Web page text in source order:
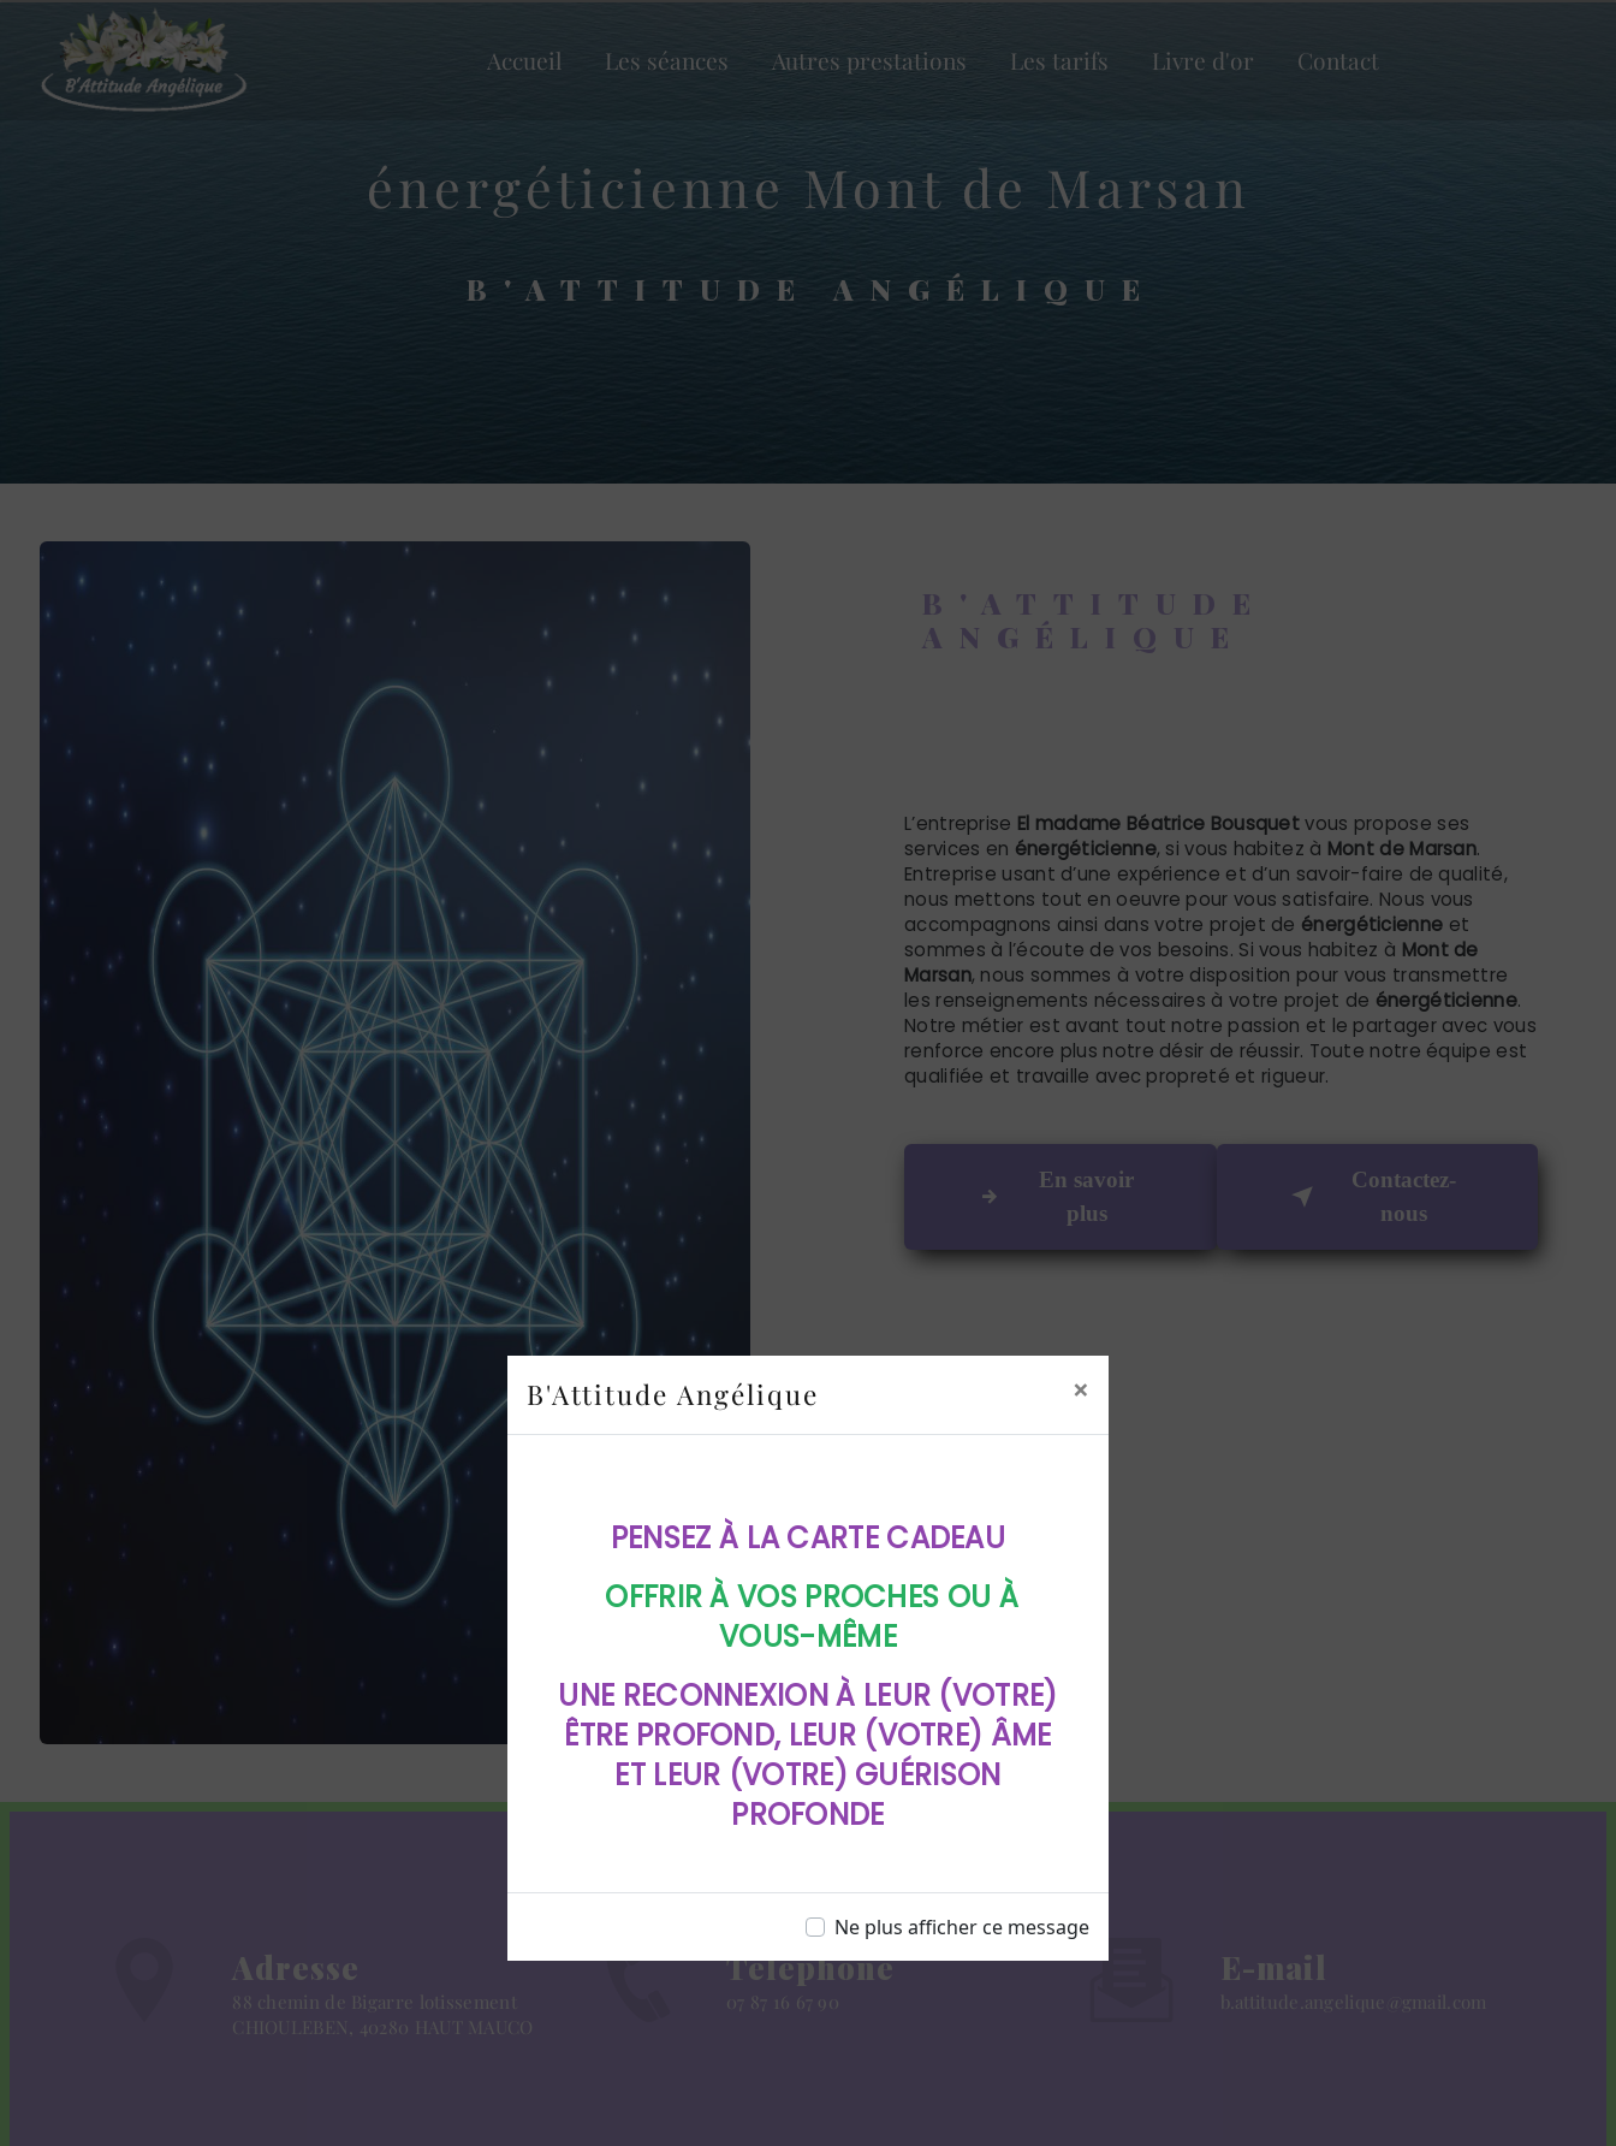
B'Attitude Angélique ×
PENSEZ À LA CARTE CADEAU
OFFRIR À VOS PROCHES OU À
VOUS-MÊME
UNE RECONNEXION À LEUR (VOTRE)
ÊTRE PROFOND, LEUR (VOTRE) ÂME
ET LEUR (VOTRE) GUÉRISON
PROFONDE
Ne plus afficher ce message
Accueil Les séances Autres prestations Les tarifs Livre d'or Contact
énergéticienne Mont de Marsan
B'ATTITUDE ANGÉLIQUE
B'ATTITUDE
ANGÉLIQUE
L’entreprise El madame Béatrice Bousquetvous propose ses
services en énergéticienne, si vous habitez à Mont de Marsan.
Entreprise usant d’une expérience et d’un savoir-faire de qualité,
nous mettons tout en oeuvre pour vous satisfaire. Nous vous
accompagnons ainsi dans votre projet de énergéticienne et
sommes à l’écoute de vos besoins. Si vous habitez à Mont de
Marsan, nous sommes à votre disposition pour vous transmettre
les renseignements nécessaires à votre projet de énergéticienne.
Notre métier est avant tout notre passion et le partager avec vous
renforce encore plus notre désir de réussir. Toute notre équipe est
qualifiée et travaille avec propreté et rigueur.
En savoir
plus
Contactez-
nous
Adresse
88 chemin de Bigarre lotissement
CHIOULEBEN, 40280 HAUT MAUCO
Téléphone
07 87 16 67 90
E-mail
b.attitude.angelique@gmail.com
Panneau de gestion des cookies